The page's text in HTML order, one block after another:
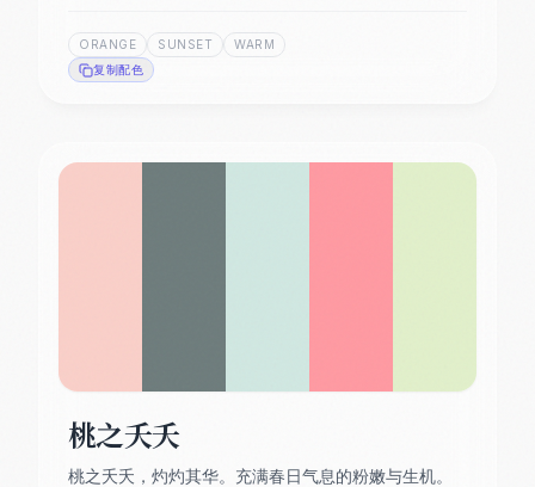
ORANGE SUNSET
WARM
复制配色
桃之夭夭
桃之夭夭，灼灼其华。充满春日气息的粉嫩与生机。